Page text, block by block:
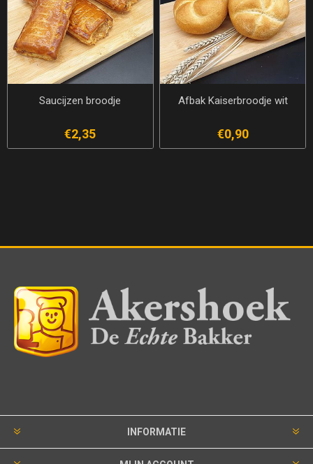
Saucijzen broodje
€2,35
Afbak Kaiserbroodje wit
€0,90
INFORMATIE